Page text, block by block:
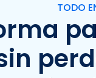
TODO